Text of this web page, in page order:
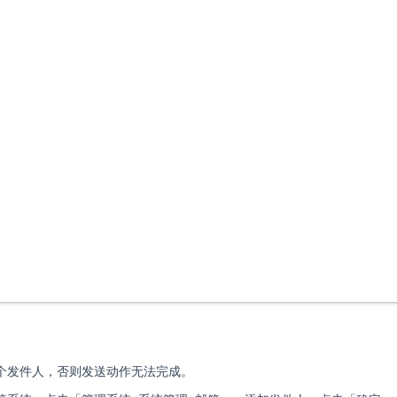
发件人，否则发送动作无法完成。